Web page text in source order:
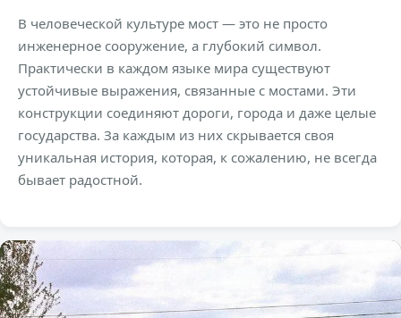
В человеческой культуре мост — это не просто
инженерное сооружение, а глубокий символ.
Практически в каждом языке мира существуют
устойчивые выражения, связанные с мостами. Эти
конструкции соединяют дороги, города и даже целые
государства. За каждым из них скрывается своя
уникальная история, которая, к сожалению, не всегда
бывает радостной.